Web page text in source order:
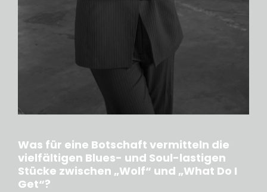
Was für eine Botschaft vermitteln die
vielfältigen Blues- und Soul-lastigen
Stücke zwischen „Wolf“ und „What Do I
Get“?